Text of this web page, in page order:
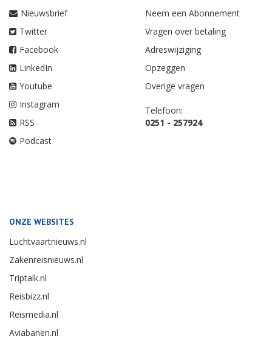
Nieuwsbrief
Twitter
Facebook
LinkedIn
Youtube
Instagram
RSS
Podcast
Neem een Abonnement
Vragen over betaling
Adreswijziging
Opzeggen
Overige vragen
Telefoon:
0251 - 257924
ONZE WEBSITES
Luchtvaartnieuws.nl
Zakenreisnieuws.nl
Triptalk.nl
Reisbizz.nl
Reismedia.nl
Aviabanen.nl